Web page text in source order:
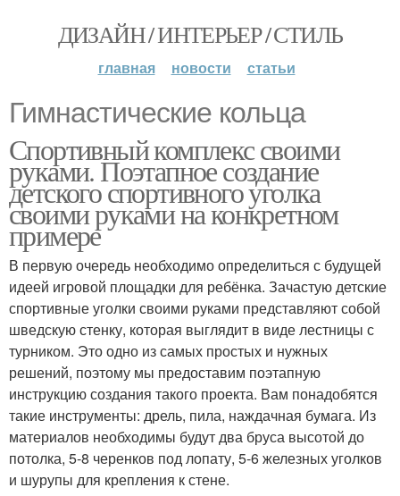
ДИЗАЙН / ИНТЕРЬЕР / СТИЛЬ
главная новости статьи
Гимнастические кольца
Спортивный комплекс своими
руками. Поэтапное создание
детского спортивного уголка
своими руками на конкретном
примере
В первую очередь необходимо определиться с будущей
идеей игровой площадки для ребёнка. Зачастую детские
спортивные уголки своими руками представляют собой
шведскую стенку, которая выглядит в виде лестницы с
турником. Это одно из самых простых и нужных
решений, поэтому мы предоставим поэтапную
инструкцию создания такого проекта. Вам понадобятся
такие инструменты: дрель, пила, наждачная бумага. Из
материалов необходимы будут два бруса высотой до
потолка, 5-8 черенков под лопату, 5-6 железных уголков
и шурупы для крепления к стене.